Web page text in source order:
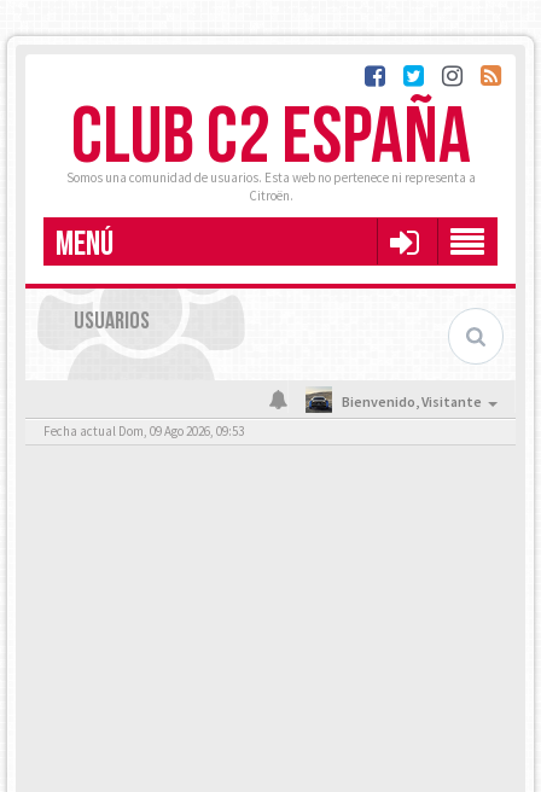
CLUB C2 ESPAÑA
Somos una comunidad de usuarios. Esta web no pertenece ni representa a
Citroën.
MENÚ
USUARIOS
Bienvenido,Visitante
Fecha actual Dom, 09 Ago 2026, 09:53